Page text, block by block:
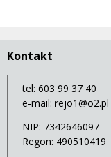
Kontakt
tel: 603 99 37 40
e-mail: rejo1@o2.pl
NIP: 7342646097
Regon: 490510419